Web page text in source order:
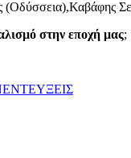
στην εποχή μας;